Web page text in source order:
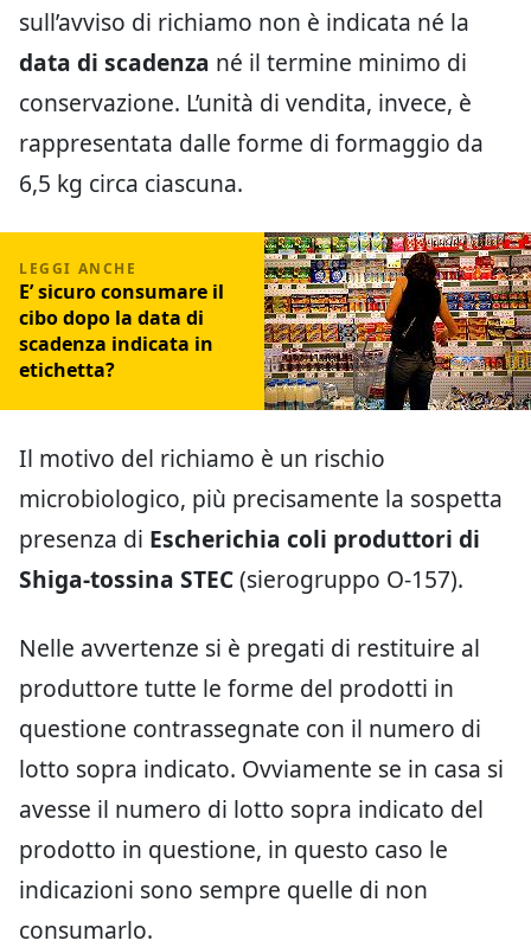
sull’avviso di richiamo non è indicata né la
data di scadenza né il termine minimo di
conservazione. L’unità di vendita, invece, è
rappresentata dalle forme di formaggio da
6,5 kg circa ciascuna.
E’ sicuro consumare il
cibo dopo la data di
scadenza indicata in
etichetta?
Il motivo del richiamo è un rischio
microbiologico, più precisamente la sospetta
presenza di Escherichia coli produttori di
Shiga-tossina STEC(sierogruppo O-157).
Nelle avvertenze si è pregati di restituire al
produttore tutte le forme del prodotti in
questione contrassegnate con il numero di
lotto sopra indicato. Ovviamente se in casa si
avesse il numero di lotto sopra indicato del
prodotto in questione, in questo caso le
indicazioni sono sempre quelle di non
consumarlo.